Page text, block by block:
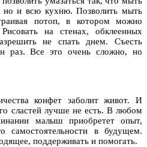
но и всю кухню. Позволить мыть
потоп, в котором можно
на стенах, обклеенных
не спать днем. Съесть
раз. Все это очень сложно, но
конфет заболит живот. И
сластей лучше не есть. В любом
малыш приобретет опыт,
самостоятельности в будущем.
поддерживать и помогать.